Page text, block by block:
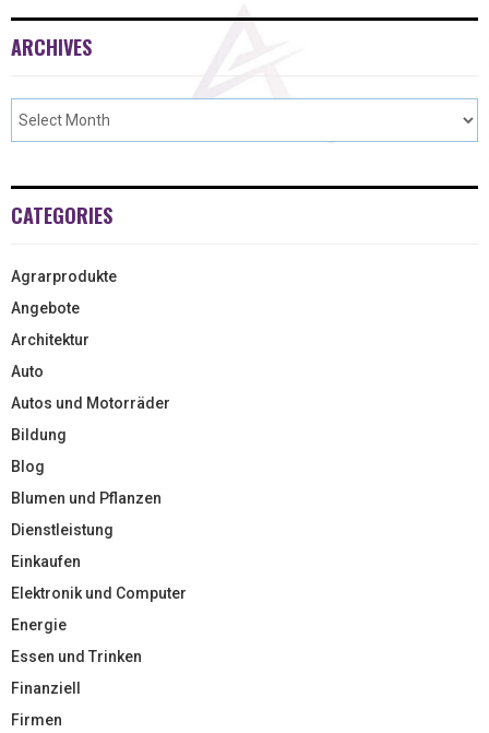
ARCHIVES
CATEGORIES
Agrarprodukte
Angebote
Architektur
Auto
Autos und Motorräder
Bildung
Blog
Blumen und Pflanzen
Dienstleistung
Einkaufen
Elektronik und Computer
Energie
Essen und Trinken
Finanziell
Firmen